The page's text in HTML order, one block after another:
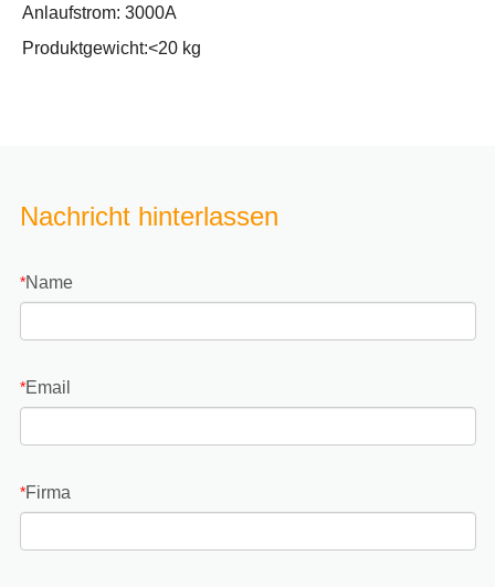
Anlaufstrom: 3000A
Produktgewicht:<20 kg
Nachricht hinterlassen
*Name
*Email
*Firma